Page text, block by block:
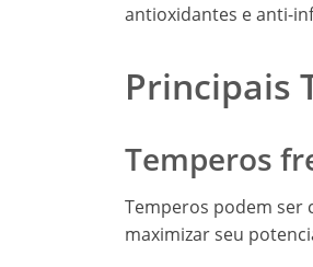
antioxidantes e anti-
Principais
Temperos
Temperos podem ser
maximizar seu